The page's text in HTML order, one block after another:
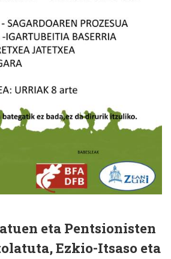
eta Pentsionisten
Ezkio-Itsaso eta